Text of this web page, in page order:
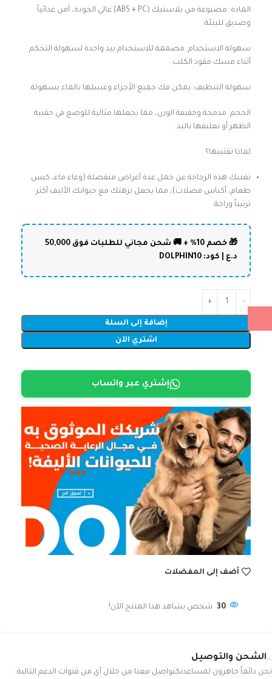
المادة: مصنوعة من بلاستيك (ABS + PC) عالي الجودة، آمن غذائياً
وصديق للبيئة.
سهولة الاستخدام: مصممة للاستخدام بيد واحدة لسهولة التحكم
أثناء مسك مقود الكلب.
سهولة التنظيف: يمكن فك جميع الأجزاء وغسلها بالماء بسهولة.
الحجم: مدمجة وخفيفة الوزن، مما يجعلها مثالية للوضع في حقيبة
الظهر أو تعليقها باليد.
لماذا تقتنيها؟
تغنيك هذه الزجاجة عن حمل عدة أغراض منفصلة (وعاء ماء، كيس
طعام، أكياس فضلات)، مما يجعل نزهتك مع حيوانك الأليف أكثر
ترتيباً وراحة.
🎁 خصم 10% + 🚚 شحن مجاني للطلبات فوق 50,000
د.ع | كود: DOLPHIN10
إضافة إلى السلة
اشتري الآن
إشتري عبر واتساب
أضف إلى المفضلات
30 شخص يشاهد هذا المنتج الآن!
الشحن والتوصيل
نحن دائماً جاهزون لمساعدتكتواصل معنا من خلال أي من قنوات الدعم التالية: